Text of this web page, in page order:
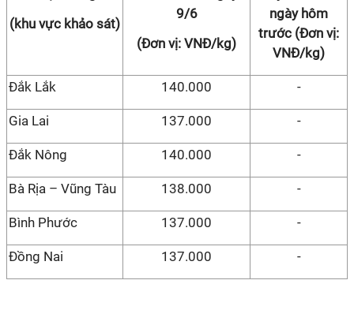
(khu vực khảo sát)
9/6
(Đơn vị: VNĐ/kg)
ngày hôm
trước (Đơn vị:
VNĐ/kg)
Đắk Lắk 140.000 -
Gia Lai 137.000 -
Đắk Nông 140.000 -
Bà Rịa – Vũng Tàu 138.000 -
Bình Phước 137.000 -
Đồng Nai 137.000 -